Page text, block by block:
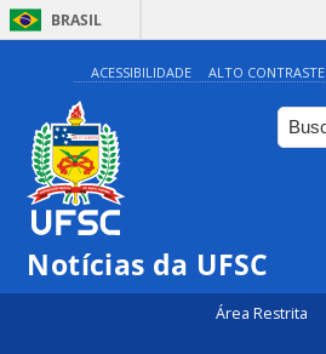
BRASIL
ACESSIBILIDADE ALTO CONTRASTE
Notícias da UFSC
Área Restrita